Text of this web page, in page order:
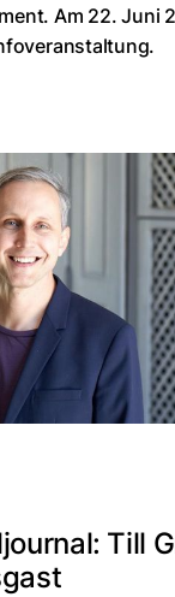
Am 22. Juni
Till